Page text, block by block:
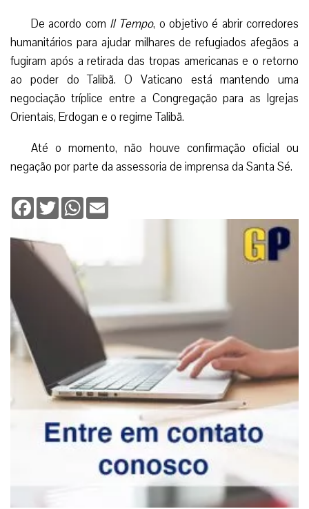
De acordo com Il Tempo, o objetivo é abrir corredores
humanitários para ajudar milhares de refugiados afegãos a
fugiram após a retirada das tropas americanas e o retorno
ao poder do Talibã. O Vaticano está mantendo uma
negociação tríplice entre a Congregação para as Igrejas
Orientais, Erdogan e o regime Talibã.
Até o momento, não houve confirmação oficial ou
negação por parte da assessoria de imprensa da Santa Sé.
Facebook
TwitterWhatsApp